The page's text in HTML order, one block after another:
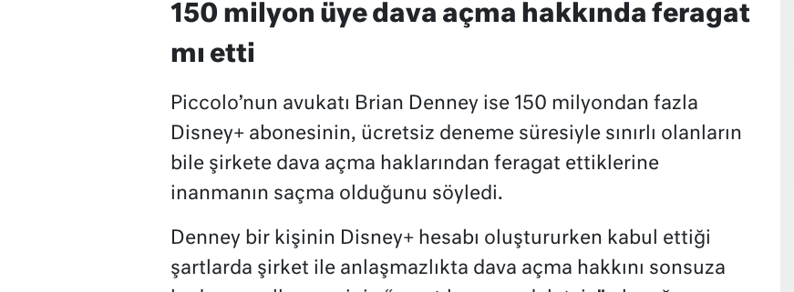
150 milyon üye dava açma hakkında feragat
mı etti
Piccolo’nun avukatı Brian Denney ise 150 milyondan fazla
Disney+ abonesinin, ücretsiz deneme süresiyle sınırlı olanların
bile şirkete dava açma haklarından feragat ettiklerine
inanmanın saçma olduğunu söyledi.
Denney bir kişinin Disney+ hesabı oluştururken kabul ettiği
şartlarda şirket ile anlaşmazlıkta dava açma hakkını sonsuza